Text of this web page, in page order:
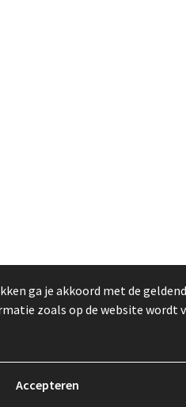
ga je akkoord met de
zoals op de website wordt